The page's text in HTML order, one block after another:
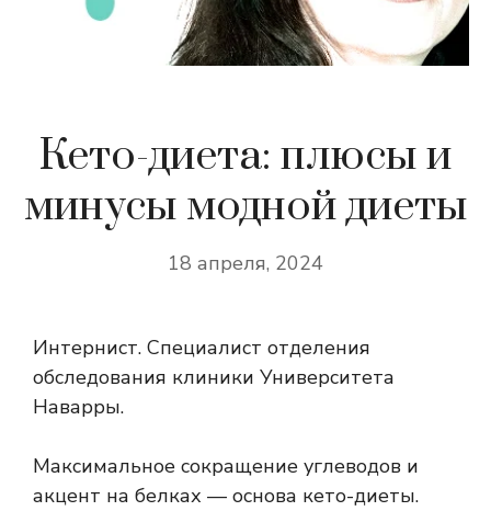
Кето-диета: плюсы и
минусы модной диеты
18 апреля, 2024
Интернист. Специалист отделения
обследования клиники Университета
Наварры.
Максимальное сокращение углеводов и
акцент на белках — основа кето-диеты.